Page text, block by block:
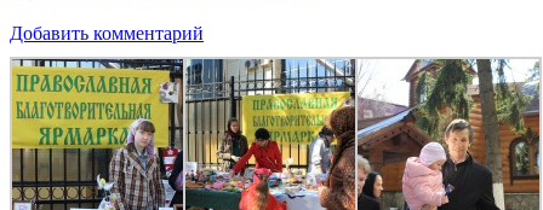
Добавить комментарий